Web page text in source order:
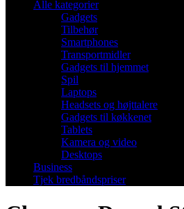
Alle kategorier
Gadgets
Tilbehør
Smartphones
Transportmidler
Gadgets til hjemmet
Spil
Laptops
Headsets og højttalere
Gadgets til køkkenet
Tablets
Kamera og video
Desktops
Business
Tjek bredbåndspriser